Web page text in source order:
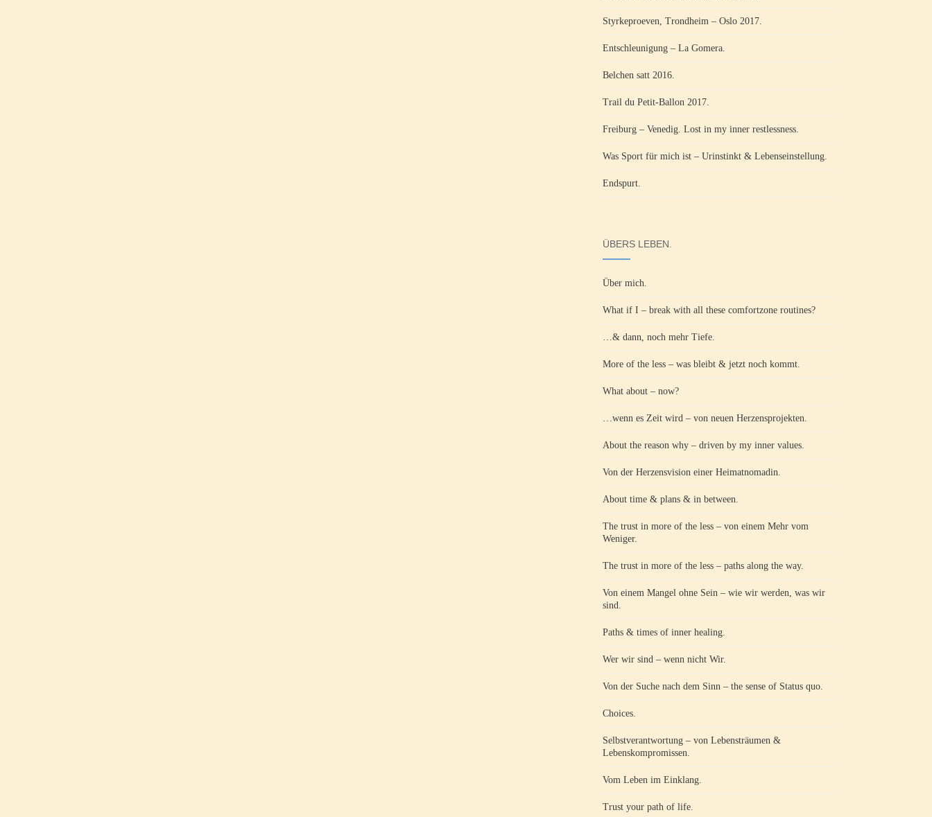
Styrkeproeven, Trondheim – Oslo 2017.
Entschleunigung – La Gomera.
Belchen satt 2016.
Trail du Petit-Ballon 2017.
Freiburg – Venedig. Lost in my inner restlessness.
Was Sport für mich ist – Urinstinkt & Lebenseinstellung.
Endspurt.
ÜBERS LEBEN.
Über mich.
What if I – break with all these comfortzone routines?
…& dann, noch mehr Tiefe.
More of the less – was bleibt & jetzt noch kommt.
What about – now?
…wenn es Zeit wird – von neuen Herzensprojekten.
About the reason why – driven by my inner values.
Von der Herzensvision einer Heimatnomadin.
About time & plans & in between.
The trust in more of the less – von einem Mehr vom
Weniger.
The trust in more of the less – paths along the way.
Von einem Mangel ohne Sein – wie wir werden, was wir
sind.
Paths & times of inner healing.
Wer wir sind – wenn nicht Wir.
Von der Suche nach dem Sinn – the sense of Status quo.
Choices.
Selbstverantwortung – von Lebensträumen &
Lebenskompromissen.
Vom Leben im Einklang.
Trust your path of life.